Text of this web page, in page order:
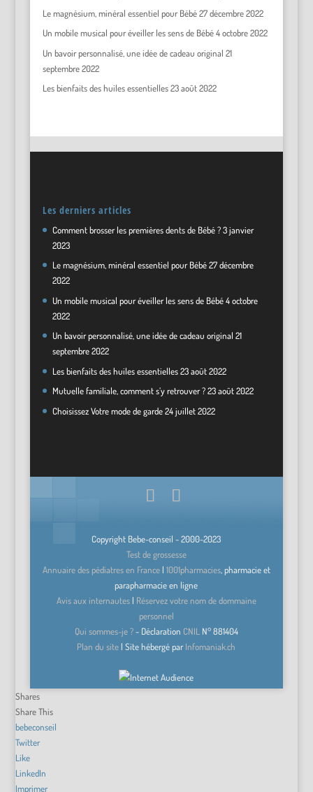
Le magnésium, minéral essentiel pour Bébé 27 décembre 2022
Un mobile musical pour éveiller les sens de Bébé 4 octobre 2022
Un bavoir personnalisé, une idée de cadeau original 21
septembre 2022
Les bienfaits des huiles essentielles 23 août 2022
Les derniers articles
Comment brosser les premières dents de Bébé ? 3 janvier
2023
Le magnésium, minéral essentiel pour Bébé 27 décembre
2022
Un mobile musical pour éveiller les sens de Bébé 4 octobre
2022
Un bavoir personnalisé, une idée de cadeau original 21
septembre 2022
Les bienfaits des huiles essentielles 23 août 2022
Mutuelle familiale, comment s’y retrouver ? 23 août 2022
Choisissez Votre mode de garde 24 juillet 2022
Copyright Bebe-conseil - 2000-2023
Test de grossesse
Annuaire des pédiatres en France| 1001pharmacies, pharmacie et
parapharmacie en ligne
Avis aux internautes| Réservez votre nom de dommaine
personnel
Qui sommes-je ?- Déclaration CNIL N°881404
Plan du site| Site hébergé parInfomaniak.ch
Shares
Share This
bebeconseil
Twitter
Like
LinkedIn
Imprimer